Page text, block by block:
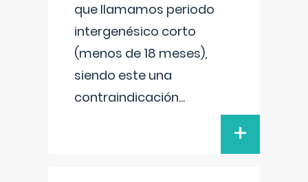
que llamamos periodo
intergenésico corto
(menos de 18 meses),
siendo este una
contraindicación...
+